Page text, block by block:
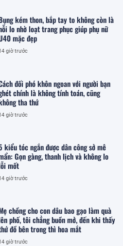
kém thon, bắp tay to không còn là
lo nhờ loạt trang phục giúp phụ nữ
mặc đẹp
giờ trước
đối phó khôn ngoan với người bạn
chính là không tính toán, cũng
tha thứ
giờ trước
kiểu tóc ngắn được dân công sở mê
Gọn gàng, thanh lịch và không lo
mốt
giờ trước
chồng cho con dâu bao gạo làm quà
phố, tôi chẳng buồn mở, đến khi thấy
đồ bên trong thì hoa mắt
giờ trước